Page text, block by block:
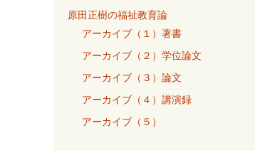
原田正樹の福祉教育論
アーカイブ（１）著書
アーカイブ（２）学位論文
アーカイブ（３）論文
アーカイブ（４）講演録
アーカイブ（５）